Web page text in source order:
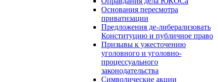
Основания пересмотра
приватизации
Предложения де-либерализовать
Конституцию и публичное право
Призывы к ужесточению
уголовного и уголовно-
процессуального
законодательства
Символические акции